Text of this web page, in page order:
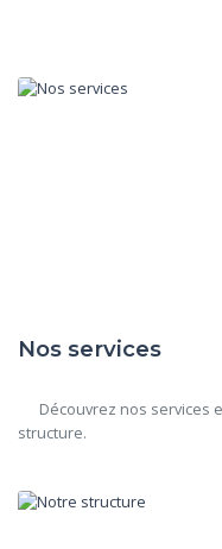
Nos services
structure.